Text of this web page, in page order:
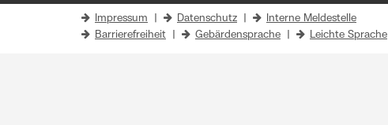
Impressum Datenschutz
Interne Meldestelle
Barrierefreiheit
Gebärdensprache Leichte Sprache